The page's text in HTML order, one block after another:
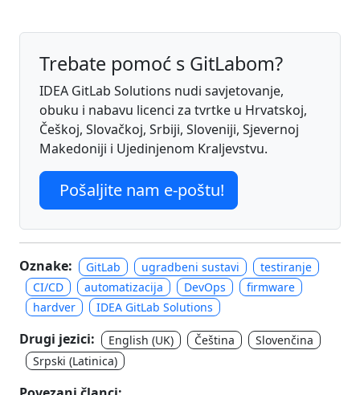
Trebate pomoć s GitLabom?
IDEA GitLab Solutions nudi savjetovanje,
obuku i nabavu licenci za tvrtke u Hrvatskoj,
Češkoj, Slovačkoj, Srbiji, Sloveniji, Sjevernoj
Makedoniji i Ujedinjenom Kraljevstvu.
Pošaljite nam e-poštu!
Oznake: GitLab ugradbeni sustavi
testiranje
CI/CD
automatizacija DevOps
firmware
hardver
IDEA GitLab Solutions
Drugi jezici: English (UK) Čeština
Slovenčina
Srpski (Latinica)